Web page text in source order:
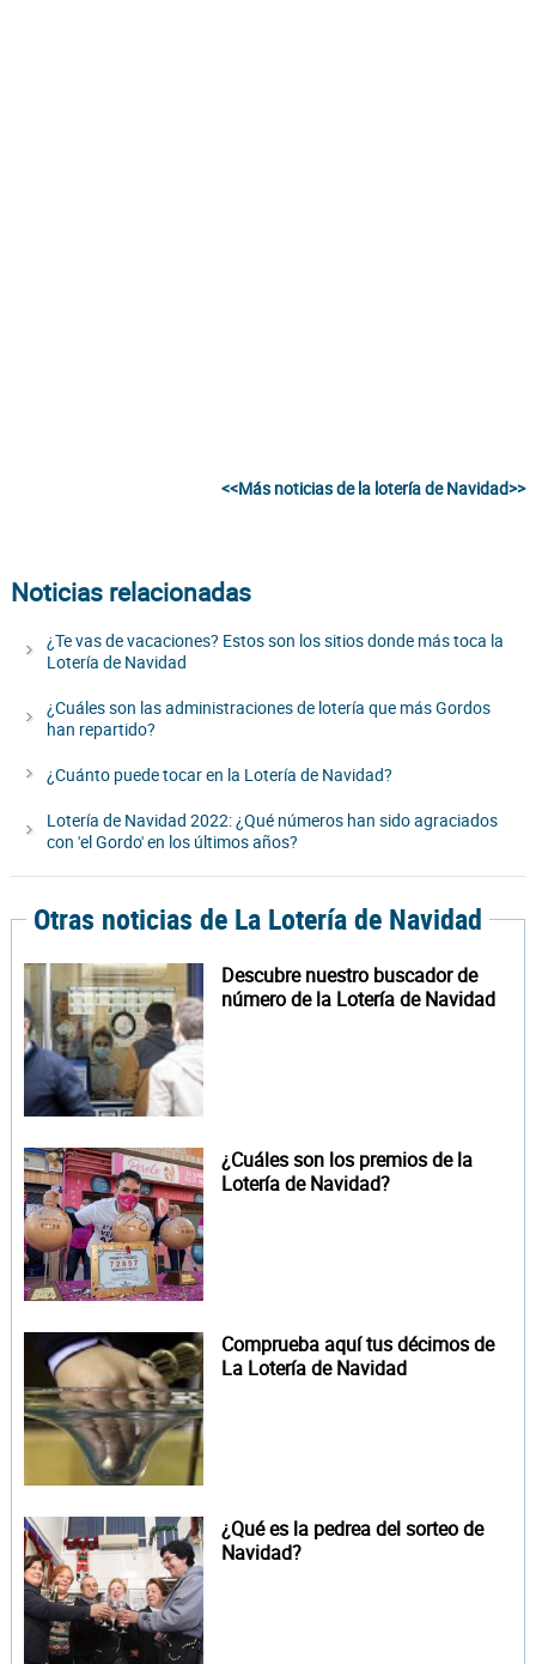
<<Más noticias de la lotería de Navidad>>
Noticias relacionadas
¿Te vas de vacaciones? Estos son los sitios donde más toca la
Lotería de Navidad
¿Cuáles son las administraciones de lotería que más Gordos
han repartido?
¿Cuánto puede tocar en la Lotería de Navidad?
Lotería de Navidad 2022: ¿Qué números han sido agraciados
con 'el Gordo' en los últimos años?
Otras noticias de La Lotería de Navidad
Descubre nuestro buscador de
número de la Lotería de Navidad
¿Cuáles son los premios de la
Lotería de Navidad?
Comprueba aquí tus décimos de
La Lotería de Navidad
¿Qué es la pedrea del sorteo de
Navidad?